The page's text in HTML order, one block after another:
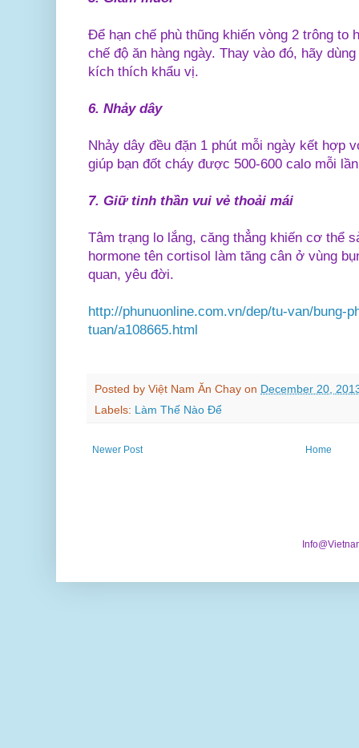
Để hạn chế phù thũng khiến vòng 2 trông to
chế độ ăn hàng ngày. Thay vào đó, hãy
kích thích khẩu vị.
6. Nhảy dây
Nhảy dây đều đặn 1 phút mỗi ngày kết hợp
giúp bạn đốt cháy được 500-600 calo mỗi
7. Giữ tinh thần vui vẻ thoải mái
Tâm trạng lo lắng, căng thẳng khiến cơ thể
hormone tên cortisol làm tăng cân ở vùng
quan, yêu đời.
http://phunuonline.com.vn/dep/tu-van/bung-
tuan/a108665.html
Posted by Việt Nam Ăn Chay on December 20,
Labels: Làm Thế Nào Để
Newer Post Home